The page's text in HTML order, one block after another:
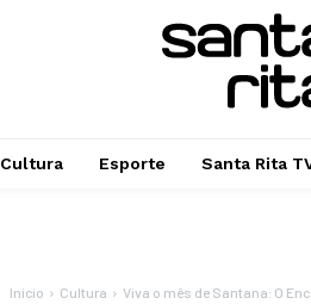
Cultura Esporte Santa Rita
Início Cultura Viva o mês de Santana: O